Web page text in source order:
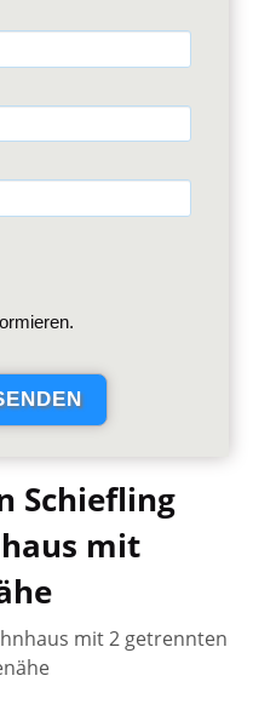
Schiefling
mit
mit 2 getrennten